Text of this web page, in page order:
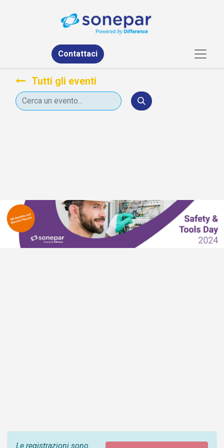
Contattaci
Tutti gli eventi
Le registrazioni sono